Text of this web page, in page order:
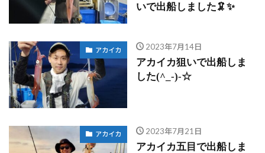
いで出船しました🦑✨
アカイカ 2023年7月14日
アカイカ狙いで出船しま
した(^_-)-☆
アカイカ 2023年7月21日
アカイカ五目で出船しま